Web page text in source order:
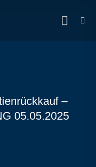
–
05.05.2025